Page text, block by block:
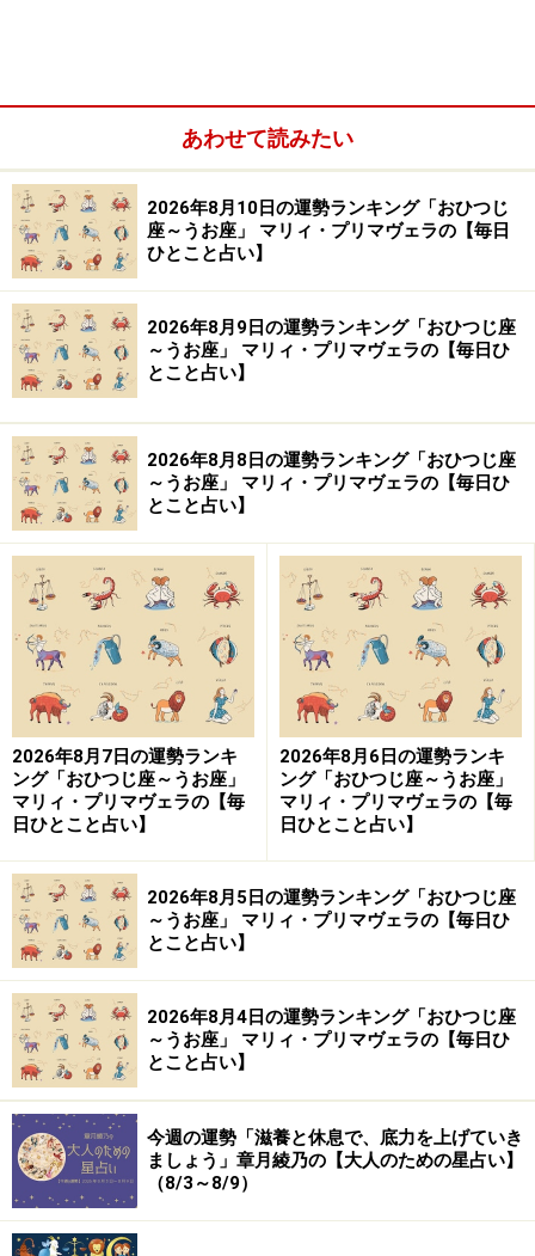
【編集部おすすめの購入サイト】
Amazonで占い関連の商品をチェック！
楽天市場で占い関連の商品をチェック！
あわせて読みたい
2026年8月10日の運勢ランキング「おひつじ
座～うお座」 マリィ・プリマヴェラの【毎日
ひとこと占い】
2026年8月9日の運勢ランキング「おひつじ座
～うお座」 マリィ・プリマヴェラの【毎日ひ
とこと占い】
2026年8月8日の運勢ランキング「おひつじ座
～うお座」 マリィ・プリマヴェラの【毎日ひ
とこと占い】
2026年8月7日の運勢ランキ
ング「おひつじ座～うお座」
マリィ・プリマヴェラの【毎
日ひとこと占い】
2026年8月6日の運勢ランキ
ング「おひつじ座～うお座」
マリィ・プリマヴェラの【毎
日ひとこと占い】
2026年8月5日の運勢ランキング「おひつじ座
～うお座」 マリィ・プリマヴェラの【毎日ひ
とこと占い】
2026年8月4日の運勢ランキング「おひつじ座
～うお座」 マリィ・プリマヴェラの【毎日ひ
とこと占い】
今週の運勢「滋養と休息で、底力を上げていき
ましょう」章月綾乃の【大人のための星占い】
（8/3～8/9）